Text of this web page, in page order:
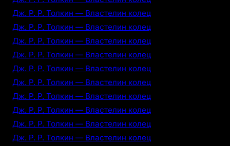
Дж. Р. Р. Толкин — Властелин колец
Дж. Р. Р. Толкин — Властелин колец
Дж. Р. Р. Толкин — Властелин колец
Дж. Р. Р. Толкин — Властелин колец
Дж. Р. Р. Толкин — Властелин колец
Дж. Р. Р. Толкин — Властелин колец
Дж. Р. Р. Толкин — Властелин колец
Дж. Р. Р. Толкин — Властелин колец
Дж. Р. Р. Толкин — Властелин колец
Дж. Р. Р. Толкин — Властелин колец